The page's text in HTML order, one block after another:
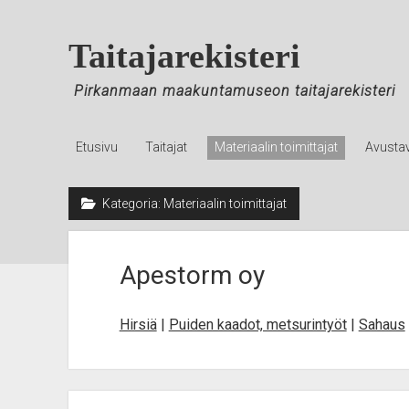
Taitajarekisteri
Pirkanmaan maakuntamuseon taitajarekisteri
Etusivu Taitajat Materiaalin toimittajat
Kategoria: Materiaalin toimittajat
Apestorm oy
Hirsiä| Puiden kaadot, metsurintyöt| Sahaus